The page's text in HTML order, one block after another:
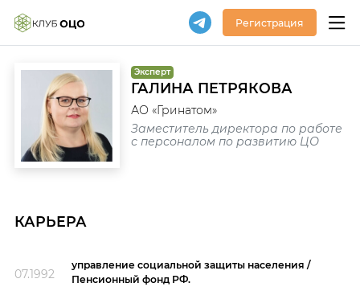
Регистрация
Эксперт
ГАЛИНА ПЕТРЯКОВА
АО «Гринатом»
Заместитель директора по работе
с персоналом по развитию ЦО
КАРЬЕРА
07.1992
управление социальной защиты населения /
Пенсионный фонд РФ.